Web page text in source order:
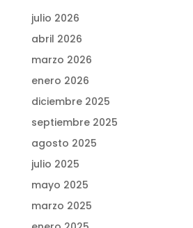
julio 2026
abril 2026
marzo 2026
enero 2026
diciembre 2025
septiembre 2025
agosto 2025
julio 2025
mayo 2025
marzo 2025